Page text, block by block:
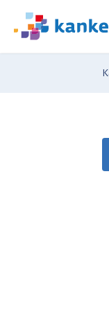
naar
We
zijn